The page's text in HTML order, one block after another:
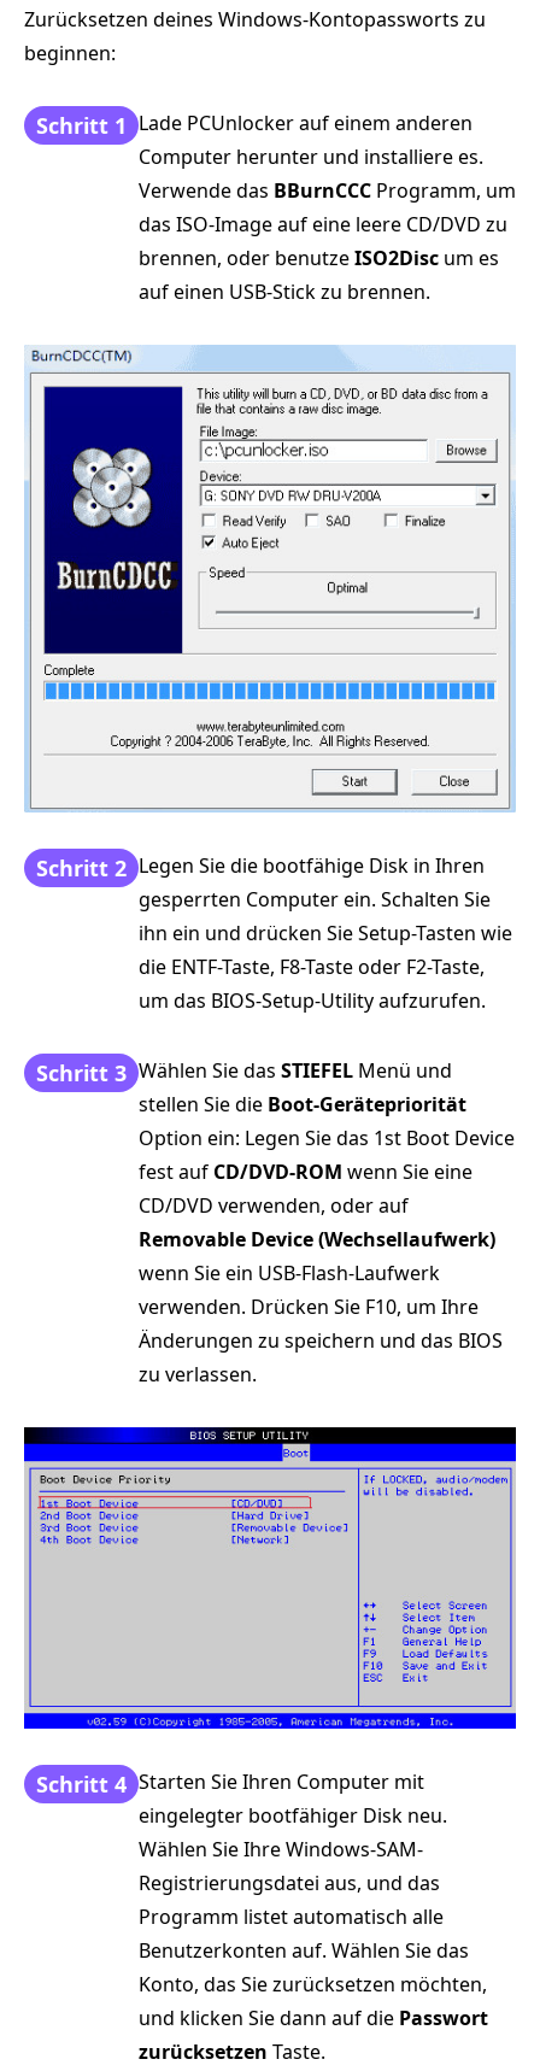
Zurücksetzen deines Windows-Kontopassworts zu
beginnen:
Schritt 1 Lade PCUnlocker auf einem anderen
Computer herunter und installiere es.
Verwende das BBurnCCC Programm, um
das ISO-Image auf eine leere CD/DVD zu
brennen, oder benutzeISO2Disc um es
auf einen USB-Stick zu brennen.
Schritt 2 Legen Sie die bootfähige Disk in Ihren
gesperrten Computer ein. Schalten Sie
ihn ein und drücken Sie Setup-Tasten wie
die ENTF-Taste, F8-Taste oder F2-Taste,
um das BIOS-Setup-Utility aufzurufen.
Schritt 3 Wählen Sie das STIEFEL Menü und
stellen Sie die Boot-Gerätepriorität
Option ein: Legen Sie das 1st Boot Device
fest auf CD/DVD-ROM wenn Sie eine
CD/DVD verwenden, oder auf
Removable Device (Wechsellaufwerk)
wenn Sie ein USB-Flash-Laufwerk
verwenden. Drücken Sie F10, um Ihre
Änderungen zu speichern und das BIOS
zu verlassen.
Schritt 4 Starten Sie Ihren Computer mit
eingelegter bootfähiger Disk neu.
Wählen Sie Ihre Windows-SAM-
Registrierungsdatei aus, und das
Programm listet automatisch alle
Benutzerkonten auf. Wählen Sie das
Konto, das Sie zurücksetzen möchten,
und klicken Sie dann auf die Passwort
zurücksetzen Taste.